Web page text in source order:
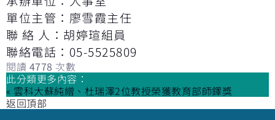
單位主管：廖雪霞主任
聯 絡 人：胡婷瑄組員
聯絡電話：05-5525809
閱讀 4778 次數
此分類更多內容：
« 雲科大蘇純繒、杜瑞澤2位教授榮獲教育部師鐸獎
返回頂部